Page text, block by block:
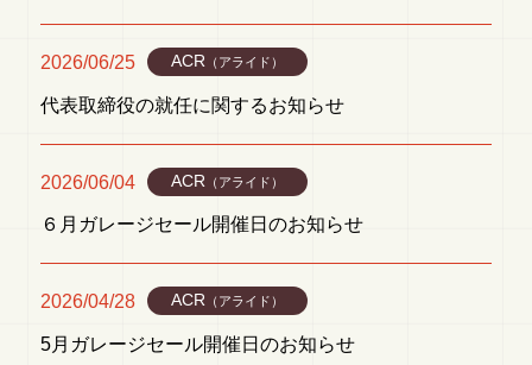
2026/06/25 ACR （アライド）
代表取締役の就任に関するお知らせ
2026/06/04 ACR （アライド）
６月ガレージセール開催日のお知らせ
2026/04/28 ACR （アライド）
5月ガレージセール開催日のお知らせ